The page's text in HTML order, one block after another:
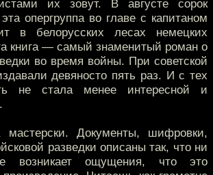
их зовут. В августе сорок
эта опергруппа во главе с капитаном
в белорусских лесах немецких
книга — самый знаменитый роман о
во время войны. При советской
девяносто пять раз. И с тех
не стала менее интересной и
мастерски. Документы, шифровки,
разведки описаны так, что ни
возникает ощущения, что это